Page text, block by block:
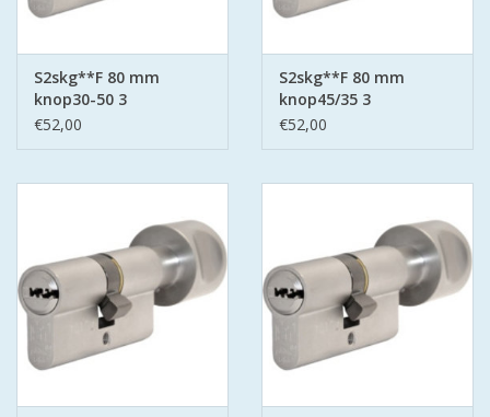
S2skg**F 80 mm
knop30-50 3
keersleutels
€52,00
S2skg**F 80 mm
knop45/35 3
keersleutels
€52,00